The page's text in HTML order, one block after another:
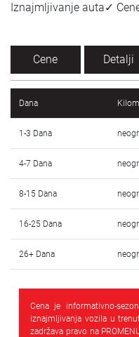
Kontakt
SRPSKI
СРПСКИ
ENGLISH
Iznajmljivanje auta✓
Cene Detalji
Dana
1-3 Dana
4-7 Dana
8-15 Dana
16-25 Dana
26+ Dana
Cena je informativno-
iznajmljivanja vozila u
zadržava pravo na